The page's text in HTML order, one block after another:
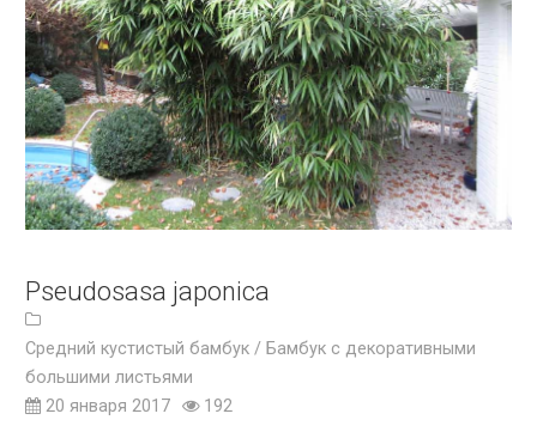
Pseudosasa japonica
Средний кустистый бамбук / Бамбук с декоративными
большими листьями
20 января 2017
192